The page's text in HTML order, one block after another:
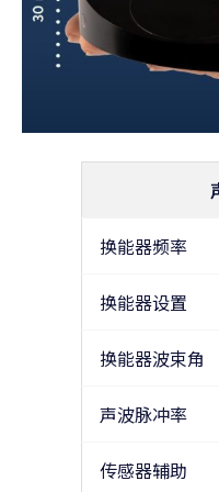
换能器频率
换能器设置
换能器波束角
声波脉冲率
传感器辅助